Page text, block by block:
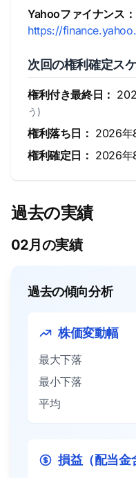
Yahooファイナンス：
https://
次回の権利確定ス
権利付き最終日：
う)
権利落ち日： 2026年
権利確定日： 2026年
過去の実績
02月の実績
過去の傾向分析
株価変動幅
最大下落
最小下落
平均
損益（配当金